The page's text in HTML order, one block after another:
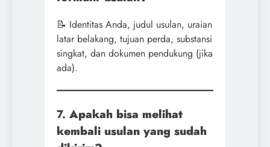
📝 Identitas Anda, judul usulan, uraian
latar belakang, tujuan perda, substansi
singkat, dan dokumen pendukung (jika
ada).
7. Apakah bisa melihat
kembali usulan yang sudah